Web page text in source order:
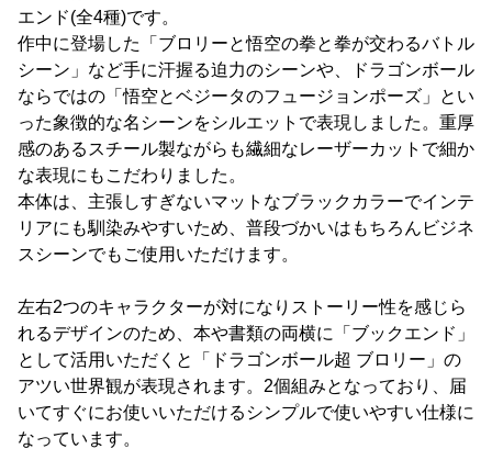
エンド(全4種)です。
作中に登場した「ブロリーと悟空の拳と拳が交わるバトル
シーン」など手に汗握る迫力のシーンや、ドラゴンボール
ならではの「悟空とベジータのフュージョンポーズ」とい
った象徴的な名シーンをシルエットで表現しました。重厚
感のあるスチール製ながらも繊細なレーザーカットで細か
な表現にもこだわりました。
本体は、主張しすぎないマットなブラックカラーでインテ
リアにも馴染みやすいため、普段づかいはもちろんビジネ
スシーンでもご使用いただけます。
左右2つのキャラクターが対になりストーリー性を感じら
れるデザインのため、本や書類の両横に「ブックエンド」
として活用いただくと「ドラゴンボール超 ブロリー」の
アツい世界観が表現されます。2個組みとなっており、届
いてすぐにお使いいただけるシンプルで使いやすい仕様に
なっています。